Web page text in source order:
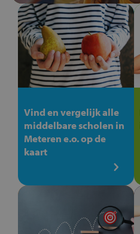
Vind en vergelijk alle
middelbare scholen in
Meteren e.o. op de
kaart